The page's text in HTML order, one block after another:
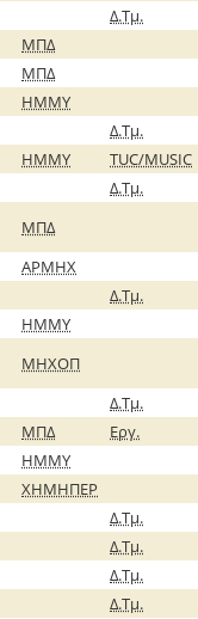
Δ.Τμ.
ΜΠΔ
ΜΠΔ
ΗΜΜΥ
Δ.Τμ.
ΗΜΜΥ
TUC/MUSIC
Δ.Τμ.
ΜΠΔ
ΑΡΜΗΧ
Δ.Τμ.
ΗΜΜΥ
ΜΗΧΟΠ
Δ.Τμ.
ΜΠΔ
Εργ.
ΗΜΜΥ
ΧΗΜΗΠΕΡ
Δ.Τμ.
Δ.Τμ.
Δ.Τμ.
Δ.Τμ.